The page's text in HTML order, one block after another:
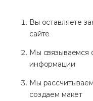
Вы оставляете
сайте
Мы связываемся
информации
Мы
создаем макет